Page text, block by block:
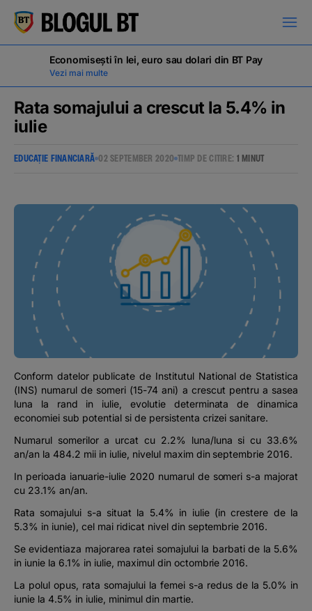
кириллица
Campanii
BT Pay
Evenimente
Podcast
The MacRO Zone
Pentru antreprenori
Banking, pe relaxare
Economisești în lei, euro sau dolari din BT Pay
Vezi mai multe
Rata somajului a crescut la 5.4% in
iulie
EDUCAȚIE FINANCIARĂ 02 SEPTEMBER 2020 TIMP DE CITIRE: 1 MINUT
Conform datelor publicate de Institutul National de Statistica
(INS) numarul de someri (15-74 ani) a crescut pentru a sasea
luna la rand in iulie, evolutie determinata de dinamica
economiei sub potential si de persistenta crizei sanitare.
Numarul somerilor a urcat cu 2.2% luna/luna si cu 33.6%
an/an la 484.2 mii in iulie, nivelul maxim din septembrie 2016.
In perioada ianuarie-iulie 2020 numarul de someri s-a majorat
cu 23.1% an/an.
Rata somajului s-a situat la 5.4% in iulie (in crestere de la
5.3% in iunie), cel mai ridicat nivel din septembrie 2016.
Se evidentiaza majorarea ratei somajului la barbati de la 5.6%
in iunie la 6.1% in iulie, maximul din octombrie 2016.
La polul opus, rata somajului la femei s-a redus de la 5.0% in
iunie la 4.5% in iulie, minimul din martie.